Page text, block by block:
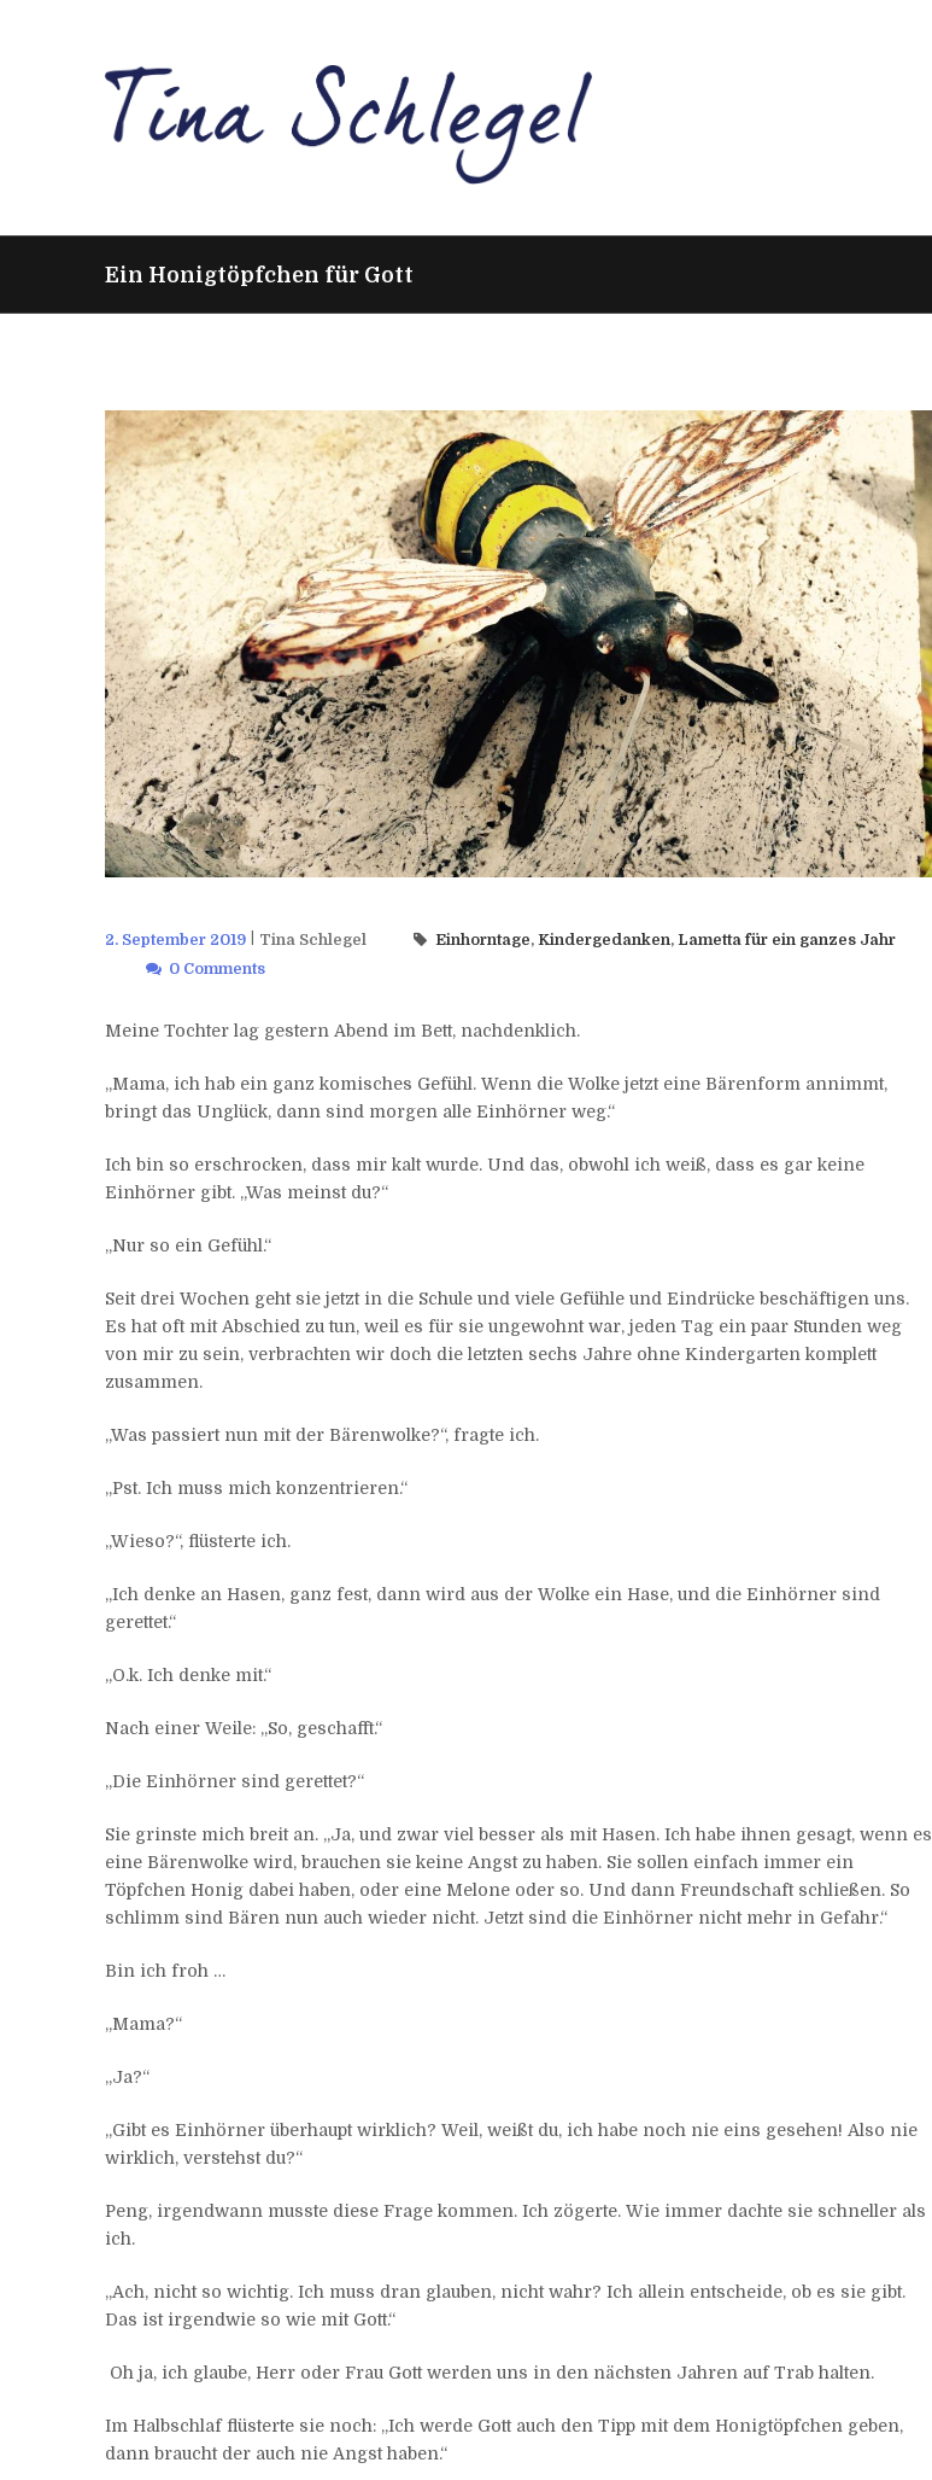
Ein Honigtöpfchen für Gott
2. September 2019 Tina Schlegel Einhorntage, Kindergedanken, Lametta für ein ganzes Jahr
0 Comments
Meine Tochter lag gestern Abend im Bett, nachdenklich.
„Mama, ich hab ein ganz komisches Gefühl. Wenn die Wolke jetzt eine Bärenform annimmt,
bringt das Unglück, dann sind morgen alle Einhörner weg.“
Ich bin so erschrocken, dass mir kalt wurde. Und das, obwohl ich weiß, dass es gar keine
Einhörner gibt. „Was meinst du?“
„Nur so ein Gefühl.“
Seit drei Wochen geht sie jetzt in die Schule und viele Gefühle und Eindrücke beschäftigen uns.
Es hat oft mit Abschied zu tun, weil es für sie ungewohnt war, jeden Tag ein paar Stunden weg
von mir zu sein, verbrachten wir doch die letzten sechs Jahre ohne Kindergarten komplett
zusammen.
„Was passiert nun mit der Bärenwolke?“, fragte ich.
„Pst. Ich muss mich konzentrieren.“
„Wieso?“, flüsterte ich.
„Ich denke an Hasen, ganz fest, dann wird aus der Wolke ein Hase, und die Einhörner sind
gerettet.“
„O.k. Ich denke mit.“
Nach einer Weile: „So, geschafft.“
„Die Einhörner sind gerettet?“
Sie grinste mich breit an. „Ja, und zwar viel besser als mit Hasen. Ich habe ihnen gesagt, wenn es
eine Bärenwolke wird, brauchen sie keine Angst zu haben. Sie sollen einfach immer ein
Töpfchen Honig dabei haben, oder eine Melone oder so. Und dann Freundschaft schließen. So
schlimm sind Bären nun auch wieder nicht. Jetzt sind die Einhörner nicht mehr in Gefahr.“
Bin ich froh …
„Mama?“
„Ja?“
„Gibt es Einhörner überhaupt wirklich? Weil, weißt du, ich habe noch nie eins gesehen! Also nie
wirklich, verstehst du?“
Peng, irgendwann musste diese Frage kommen. Ich zögerte. Wie immer dachte sie schneller als
ich.
„Ach, nicht so wichtig. Ich muss dran glauben, nicht wahr? Ich allein entscheide, ob es sie gibt.
Das ist irgendwie so wie mit Gott.“
Oh ja, ich glaube, Herr oder Frau Gott werden uns in den nächsten Jahren auf Trab halten.
Im Halbschlaf flüsterte sie noch: „Ich werde Gott auch den Tipp mit dem Honigtöpfchen geben,
dann braucht der auch nie Angst haben.“